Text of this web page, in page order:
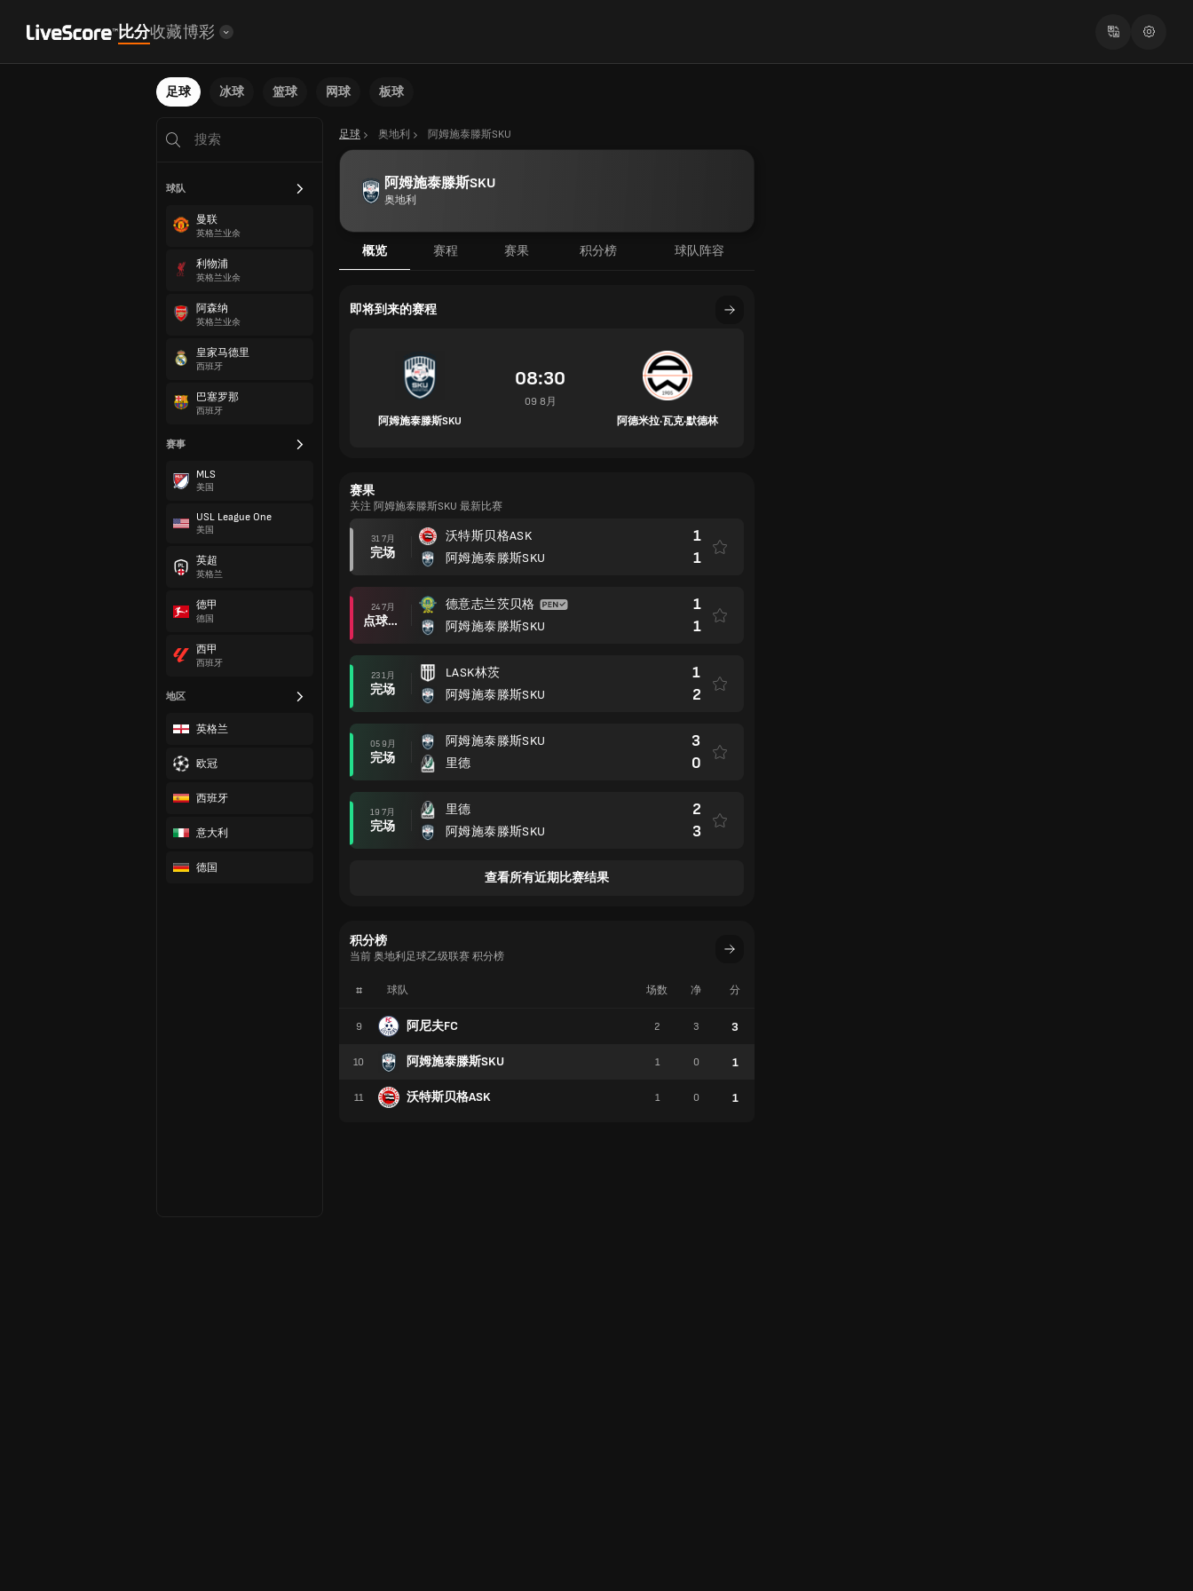
比分收藏博彩
足球 冰球 篮球 网球 板球
球队
曼联
英格兰业余
利物浦
英格兰业余
阿森纳
英格兰业余
皇家马德里
西班牙
巴塞罗那
西班牙
赛事
MLS
美国
USL League One
美国
英超
英格兰
德甲
德国
西甲
西班牙
地区
英格兰
欧冠
西班牙
意大利
德国
足球 奥地利 阿姆施泰滕斯SKU
阿姆施泰滕斯SKU
奥地利
概览 赛程 赛果 积分榜 球队阵容
即将到来的赛程
阿姆施泰滕斯SKU
08:30
09 8月
阿德米拉·瓦克·默德林
赛果
关注 阿姆施泰滕斯SKU 最新比赛
31 7月
完场
沃特斯贝格ASK
阿姆施泰滕斯SKU
1
1
24 7月
点球大战后
德意志兰茨贝格
阿姆施泰滕斯SKU
1
1
23 1月
完场
LASK林茨
阿姆施泰滕斯SKU
1
2
05 9月
完场
阿姆施泰滕斯SKU
里德
3
0
19 7月
完场
里德
阿姆施泰滕斯SKU
2
3
查看所有近期比赛结果
积分榜
当前 奥地利足球乙级联赛 积分榜
# 球队
9 阿尼夫FC
10 阿姆施泰滕斯SKU
11 沃特斯贝格ASK
场数 净 分
2 3 3
1 0 1
1 0 1